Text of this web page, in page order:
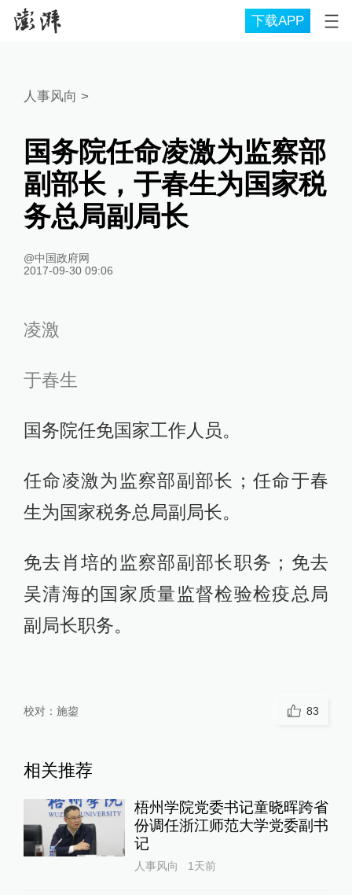
下载APP
人事风向 >
国务院任命凌激为监察部
副部长，于春生为国家税
务总局副局长
@中国政府网
2017-09-30 09:06
凌激
于春生
国务院任免国家工作人员。
任命凌激为监察部副部长；任命于春
生为国家税务总局副局长。
免去肖培的监察部副部长职务；免去
吴清海的国家质量监督检验检疫总局
副局长职务。
校对： 施鋆 83
相关推荐
梧州学院党委书记童晓晖跨省
份调任浙江师范大学党委副书
记
人事风向 1天前